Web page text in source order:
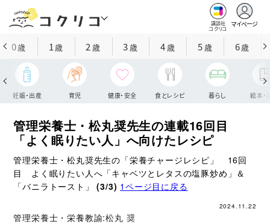
講談社
コクリコ
マイページ
0歳 1歳 2 歳 3歳 4歳 5歳 6歳
妊娠・出産 育児 健康・安全 食とレシピ 暮らし 絵本・
管理栄養士・松丸奨先生の連載16回目
「よく眠りたい人」へ向けたレシピ
管理栄養士・松丸奨先生の「栄養チャージレシピ」 16回
目 よく眠りたい人へ「キャベツとレタスの塩豚炒め」＆
「バニラトースト」(3/3) 1ページ目に戻る
2024.11.22
管理栄養士・栄養教諭:松丸 奨